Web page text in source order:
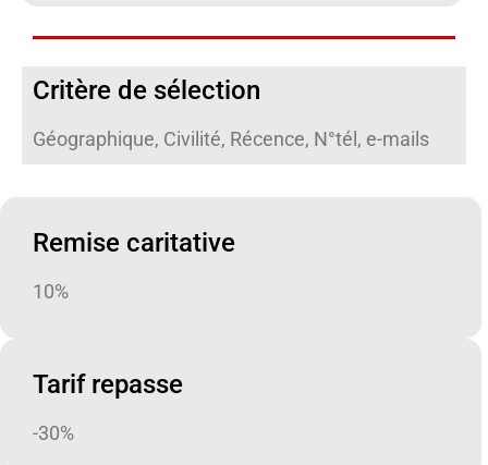
Critère de sélection
Géographique, Civilité, Récence, N°tél, e-mails
Remise caritative
10%
Tarif repasse
-30%